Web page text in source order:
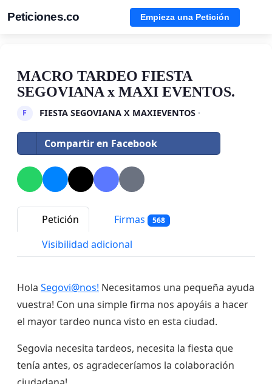
Peticiones.co Empieza una Petición
MACRO TARDEO FIESTA
SEGOVIANA x MAXI EVENTOS.
F FIESTA SEGOVIANA X MAXIEVENTOS·
Compartir en Facebook
Petición Firmas 568
Visibilidad adicional
Hola Segovi@nos! Necesitamos una pequeña ayuda
vuestra! Con una simple firma nos apoyáis a hacer
el mayor tardeo nunca visto en esta ciudad.
Segovia necesita tardeos, necesita la fiesta que
tenía antes, os agradeceríamos la colaboración